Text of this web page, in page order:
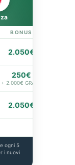
BONUS
2.050€
250€
+ 2.000€ GRATIS
2.050€
ogni 5
i nuovi